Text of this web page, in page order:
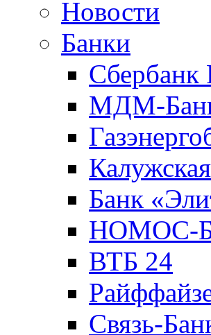
Новости
Банки
МДМ-
Банк
НОМОС-
ВТБ 24
Связь-